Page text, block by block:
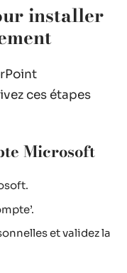
installer
ces étapes
Microsoft
et validez la